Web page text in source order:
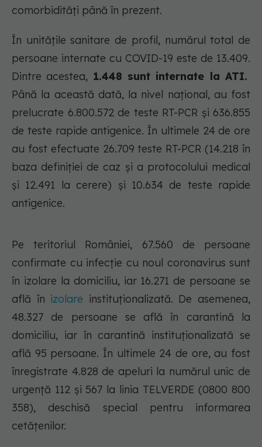
comorbidități până în prezent.
În unitățile sanitare de profil, numărul total de
persoane internate cu COVID-19 este de 13.409.
Dintre acestea, 1.448 sunt internate la ATI.
Până la această dată, la nivel național, au fost
prelucrate 6.800.572 de teste RT-PCR și 636.855
de teste rapide antigenice. În ultimele 24 de ore
au fost efectuate 26.709 teste RT-PCR (14.218 în
baza definiției de caz și a protocolului medical
și 12.491 la cerere) și 10.634 de teste rapide
antigenice.
Pe teritoriul României, 67.560 de persoane
confirmate cu infecție cu noul coronavirus sunt
în izolare la domiciliu, iar 16.271 de persoane se
află în izolare instituționalizată. De asemenea,
48.327 de persoane se află în carantină la
domiciliu, iar în carantină instituționalizată se
află 95 persoane. În ultimele 24 de ore, au fost
înregistrate 4.828 de apeluri la numărul unic de
urgență 112 și 567 la linia TELVERDE (0800 800
358), deschisă special pentru informarea
cetățenilor.